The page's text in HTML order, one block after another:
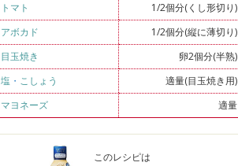
トマト
1/2個分(くし形切り)
アボカド
1/2個分(縦に薄切り)
目玉焼き
卵2個分(半熟)
塩 ・ こしょう
適量(目玉焼き用)
マヨネーズ
適量
このレシピは